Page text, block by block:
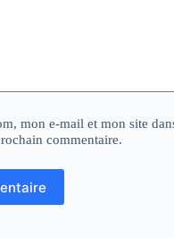
mon e-mail et mon site
commentaire.